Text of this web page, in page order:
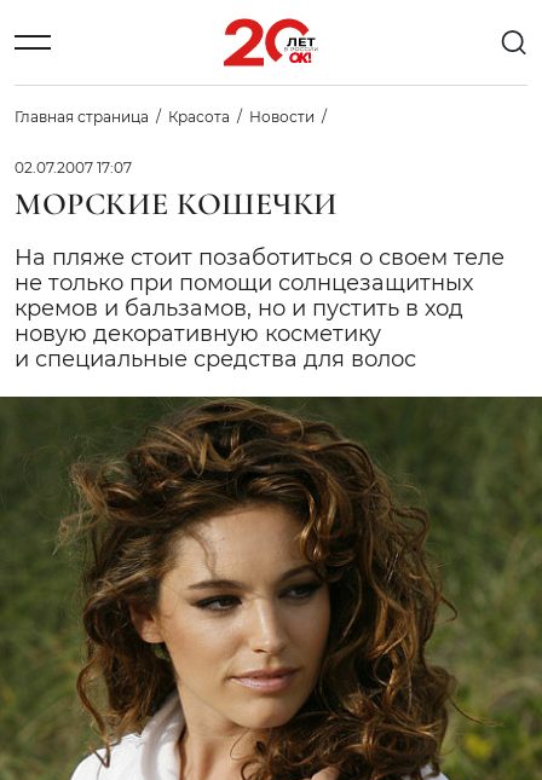
Главная страница Красота Новости
02.07.2007 17:07
МОРСКИЕ КОШЕЧКИ
На пляже стоит позаботиться о своем теле
не только при помощи солнцезащитных
кремов и бальзамов, но и пустить в ход
новую декоративную косметику
и специальные средства для волос